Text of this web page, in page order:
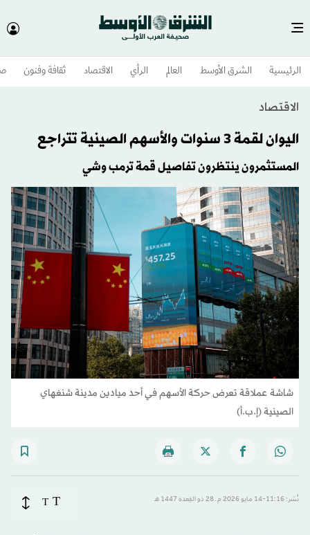
الرئيسية الشرق الأوسط​ العالم الرأي الاقتصاد ثقافة وفنون
الاقتصاد
اليوان لقمة 3 سنوات والأسهم الصينية تتراجع
المستثمرون ينتظرون تفاصيل قمة ترمب وشي
شاشة عملاقة تعرض حركة الأسهم في أحد ميادين مدينة شنغهاي
الصينية (إ.ب.أ)
نُشر: 11:16-14 مايو 2026 م ـ 28 ذو القِعدة 1447 هـ T
T